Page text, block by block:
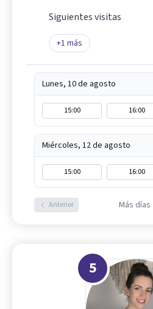
Siguientes visitas
+1 más
Lunes, 10 de agosto
15:00 16:00
Miércoles, 12 de agosto
15:00 16:00
Anterior Más días
5